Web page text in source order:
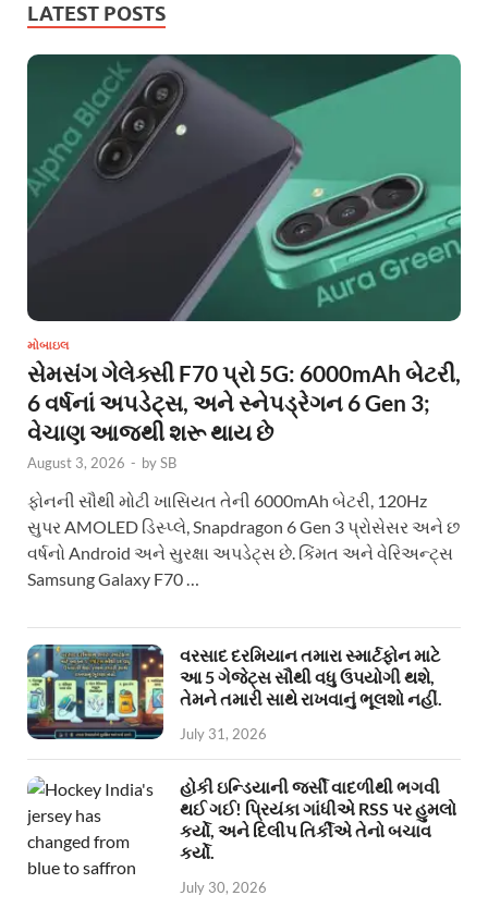
LATEST POSTS
મોબાઇલ
સેમસંગ ગેલેક્સી F70 પ્રો 5G: 6000mAh બેટરી,
6 વર્ષનાં અપડેટ્સ, અને સ્નેપડ્રેગન 6 Gen 3;
વેચાણ આજથી શરૂ થાય છે
August 3, 2026 - bySB
ફોનની સૌથી મોટી ખાસિયત તેની 6000mAh બેટરી, 120Hz
સુપર AMOLED ડિસ્પ્લે, Snapdragon 6 Gen 3 પ્રોસેસર અને છ
વર્ષનો Android અને સુરક્ષા અપડેટ્સ છે. કિંમત અને વેરિઅન્ટ્સ
Samsung Galaxy F70 …
વરસાદ દરમિયાન તમારા સ્માર્ટફોન માટે
આ 5 ગેજેટ્સ સૌથી વધુ ઉપયોગી થશે,
તેમને તમારી સાથે રાખવાનું ભૂલશો નહીં.
July 31, 2026
હોકી ઇન્ડિયાની જર્સી વાદળીથી ભગવી
થઈ ગઈ! પ્રિયંકા ગાંધીએ RSS પર હુમલો
કર્યો, અને દિલીપ તિર્કીએ તેનો બચાવ
કર્યો.
July 30, 2026